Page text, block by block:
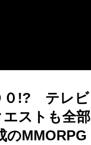
０!? テレビ
ストも全部
のMMORPG